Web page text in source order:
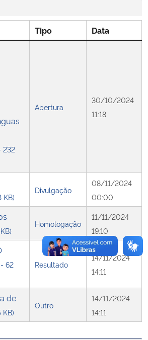
Tipo
Data
232
Abertura
30/10/2024
11:18
KB)
Divulgação
08/11/2024
00:00
Homologação
11/11/2024
19:10
62
Resultado
14/11/2024
14:11
de
KB)
Outro
14/11/2024
14:11